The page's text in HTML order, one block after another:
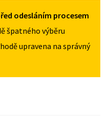
odesláním procesem
špatného výběru
upravena na správný